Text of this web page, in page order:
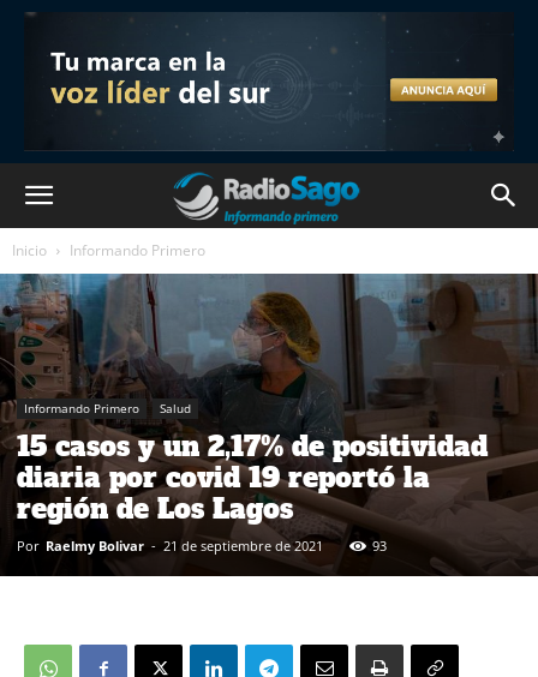
Inicio Informando Primero
Informando Primero Salud
15 casos y un 2,17% de positividad
diaria por covid 19 reportó la
región de Los Lagos
Por Raelmy Bolivar - 21 de septiembre de 2021 93